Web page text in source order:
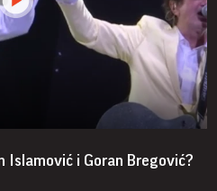
Islamović i Goran Bregović?